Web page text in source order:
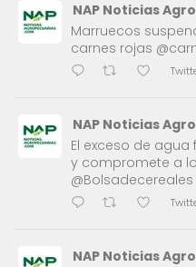
NAP Noticias
Marruecos
carnes rojas
NAP Noticias
El exceso de
y compromete a
@Bolsadecereales
NAP Noticias